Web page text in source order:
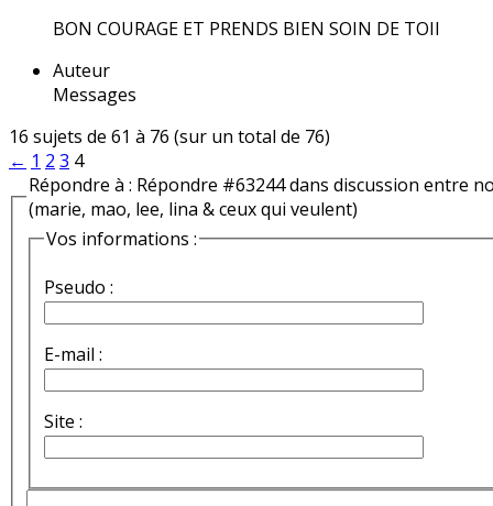
BON COURAGE ET PRENDS BIEN SOIN DE TOII
Auteur
Messages
16 sujets de 61 à 76 (sur un total de 76)
← 1 2 3 4
Répondre à : Répondre #63244 dans discussion entre
(marie, mao, lee, lina & ceux qui veulent)
Vos informations :
Pseudo :
E-mail :
Site :